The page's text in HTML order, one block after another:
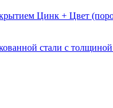
Цинк + Цвет
стали с